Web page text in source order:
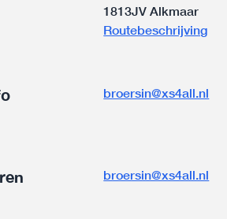
1813JV Alkmaar
Routebeschrijving
broersin@xs4all.nl
broersin@xs4all.nl